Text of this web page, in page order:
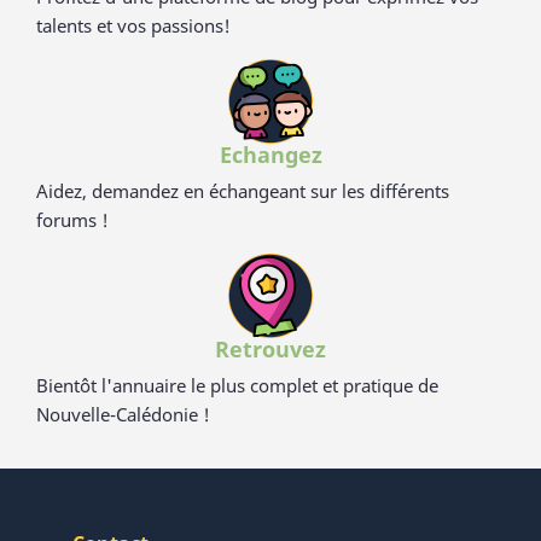
talents et vos passions!
Echangez
Aidez, demandez en échangeant sur les différents
forums !
Retrouvez
Bientôt l'annuaire le plus complet et pratique de
Nouvelle-Calédonie !